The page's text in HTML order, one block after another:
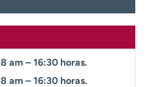
8 am – 16:30 horas.
8 am – 16:30 horas.